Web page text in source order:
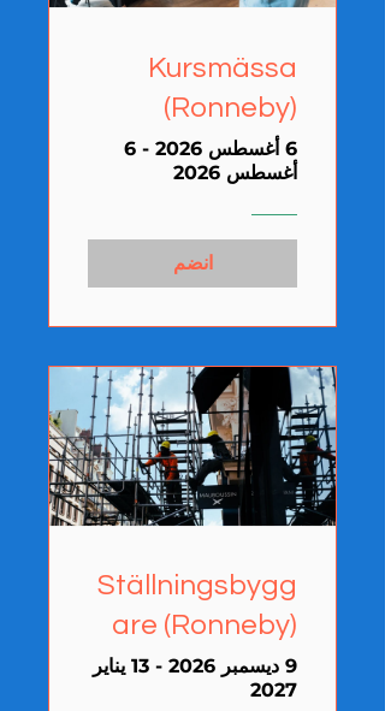
Kursmässa
(Ronneby)
6 أغسطس 2026 - 6
أغسطس 2026
انضم
Ställningsbygg
are (Ronneby)
9 ديسمبر 2026 - 13 يناير
2027